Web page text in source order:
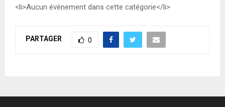
<li>Aucun évènement dans cette catégorie</li>
PARTAGER 0